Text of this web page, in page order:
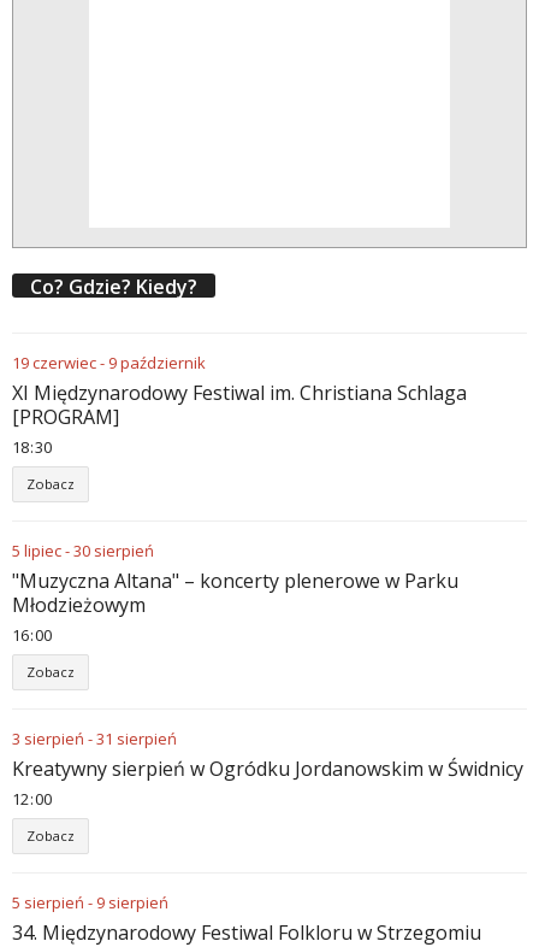
Co? Gdzie? Kiedy?
19czerwiec- 9październik
XI Międzynarodowy Festiwal im. Christiana Schlaga
[PROGRAM]
18:30
Zobacz
5 lipiec-30 sierpień
"Muzyczna Altana" – koncerty plenerowe w Parku
Młodzieżowym
16:00
Zobacz
3 sierpień -31 sierpień
Kreatywny sierpień w Ogródku Jordanowskim w Świdnicy
12:00
Zobacz
5 sierpień - 9 sierpień
34. Międzynarodowy Festiwal Folkloru w Strzegomiu